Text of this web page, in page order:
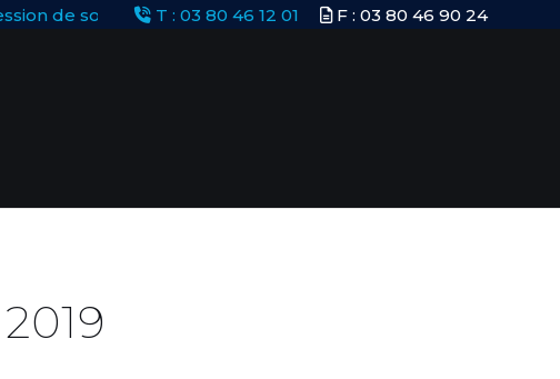
de société à prépondérance immobilière : désormais
T : 03 80 46 12 01 F : 03 80 46 90 24